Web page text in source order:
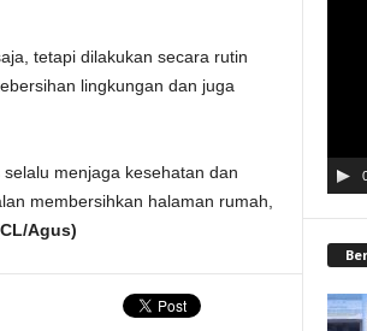
tetapi dilakukan secara rutin
lingkungan dan juga
menjaga kesehatan dan
membersihkan halaman rumah,
Agus)